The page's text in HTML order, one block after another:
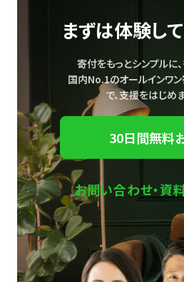
まずは体験して
寄付をもっとシンプルに
国内No.1のオールインワ
で、支援をはじめま
30日間無料
お問い合わせ・資